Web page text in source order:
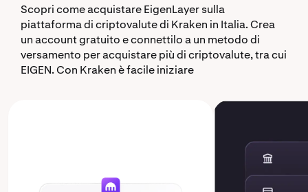
Scopri come acquistare EigenLayer sulla
piattaforma di criptovalute di Kraken in Italia. Crea
un account gratuito e connettilo a un metodo di
versamento per acquistare più di criptovalute, tra cui
EIGEN. Con Kraken è facile iniziare